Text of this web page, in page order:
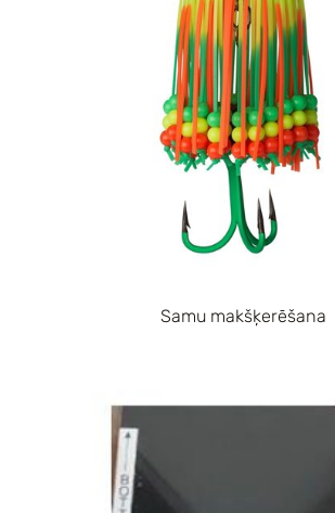
Samu makšķerēšana